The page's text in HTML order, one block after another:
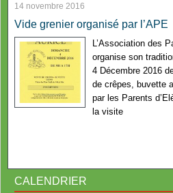
14 novembre 2016
Vide grenier organisé par l’APE
L’Association des
organise son
4 Décembre 2016
de crêpes, buvette
par les Parents
la visite
CALENDRIER